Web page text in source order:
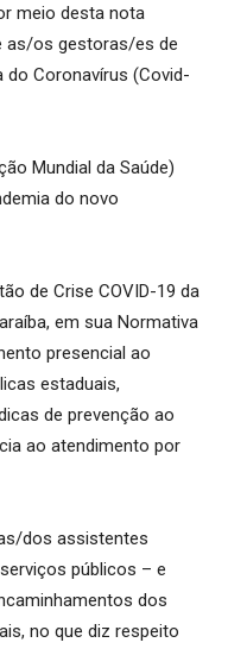
meio desta nota
as/os gestoras/es de
Coronavírus (Covid-
Mundial da Saúde)
do novo
de Crise COVID-19 da
em sua Normativa
presencial ao
estaduais,
de prevenção ao
ao atendimento por
dos assistentes
públicos – e
dos
no que diz respeito